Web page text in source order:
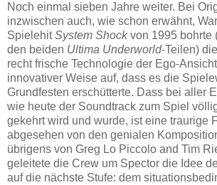
Noch einmal sieben Jahre weiter. Bei
inzwischen auch, wie schon erwähnt,
SpielehitSystem Shockvon 1995 bohrte
den beiden Ultima Underworld-Teilen)
recht frische Technologie der Ego-
innovativer Weise auf, dass es die
Grundfesten erschütterte. Dass bei aller
wie heute der Soundtrack zum Spiel
gekehrt wird und wurde, ist eine traurige
abgesehen von den genialen
übrigens von Greg Lo Piccolo and Tim
geleitete die Crew um Spector die Idee
auf die nächste Stufe: dem